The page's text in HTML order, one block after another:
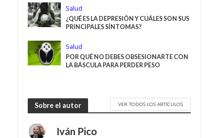
Salud
¿QUÉ ES LA DEPRESIÓN Y CUÁLES SON SUS
PRINCIPALES SÍNTOMAS?
Salud
POR QUÉ NO DEBES OBSESIONARTE CON
LA BÁSCULA PARA PERDER PESO
Sobre el autor VER TODOS LOS ARTÍCULOS
Iván Pico